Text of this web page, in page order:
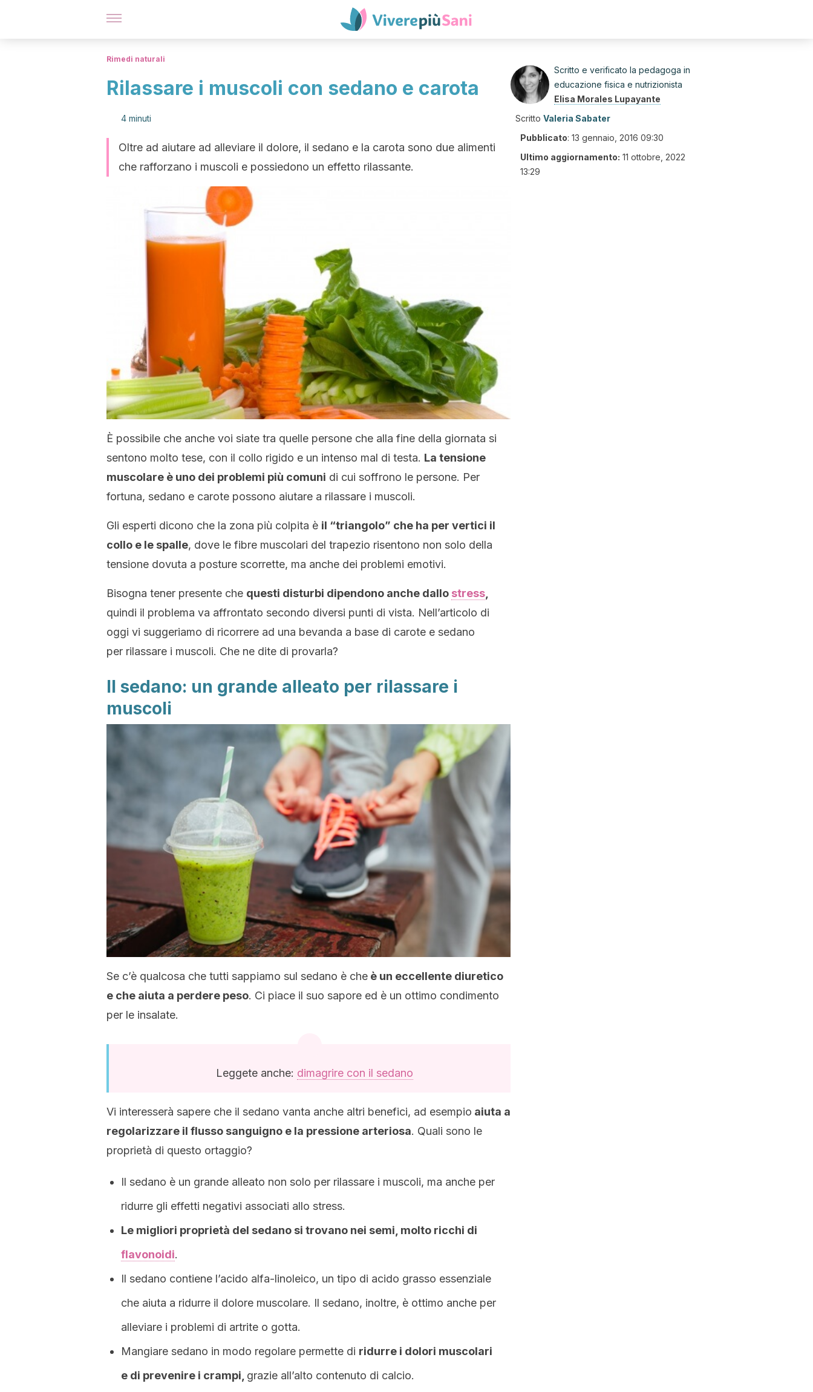
Rimedi naturali
Rilassare i muscoli con sedano e carota
4 minuti
Oltre ad aiutare ad alleviare il dolore, il sedano e la carota sono due alimenti
che rafforzano i muscoli e possiedono un effetto rilassante.
È possibile che anche voi siate tra quelle persone che alla fine della giornata si
sentono molto tese, con il collo rigido e un intenso mal di testa. La tensione
muscolare è uno dei problemi più comuni di cui soffrono le persone. Per
fortuna, sedano e carote possono aiutare a rilassare i muscoli.
Gli esperti dicono che la zona più colpita è il “triangolo” che ha per vertici il
collo e le spalle, dove le fibre muscolari del trapezio risentono non solo della
tensione dovuta a posture scorrette, ma anche dei problemi emotivi.
Bisogna tener presente che questi disturbi dipendono anche dallo stress
quindi il problema va affrontato secondo diversi punti di vista. Nell’articolo di
oggi vi suggeriamo di ricorrere ad una bevanda a base di carote e sedano
per rilassare i muscoli. Che ne dite di provarla?
Il sedano: un grande alleato per rilassare i
muscoli
Se c’è qualcosa che tutti sappiamo sul sedano è che è un eccellente diuretico
e che aiuta a perdere peso. Ci piace il suo sapore ed è un ottimo condimento
per le insalate.
Leggete anche: dimagrire con il sedano
Vi interesserà sapere che il sedano vanta anche altri benefici, ad esempio aiuta a
regolarizzare il flusso sanguigno e la pressione arteriosa. Quali sono le
proprietà di questo ortaggio?
Il sedano è un grande alleato non solo per rilassare i muscoli, ma anche per
ridurre gli effetti negativi associati allo stress.
Le migliori proprietà del sedano si trovano nei semi, molto ricchi di
flavonoidi.
Il sedano contiene l’acido alfa-linoleico, un tipo di acido grasso essenziale
che aiuta a ridurre il dolore muscolare. Il sedano, inoltre, è ottimo anche per
alleviare i problemi di artrite o gotta.
Mangiare sedano in modo regolare permette di ridurre i dolori muscolari
e di prevenire i crampi, grazie all’alto contenuto di calcio.
Scritto e verificato la pedagoga in
educazione fisica e nutrizionista
Elisa Morales Lupayante
Scritto Valeria Sabater
Pubblicato: 13 gennaio, 2016 09:30
Ultimo aggiornamento: 11 ottobre, 2022
13:29